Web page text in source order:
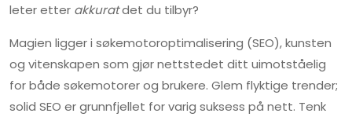
leter etter akkuratdet du tilbyr?
Magien ligger i søkemotoroptimalisering (SEO), kunsten
og vitenskapen som gjør nettstedet ditt uimotståelig
for både søkemotorer og brukere. Glem flyktige trender;
solid SEO er grunnfjellet for varig suksess på nett. Tenk